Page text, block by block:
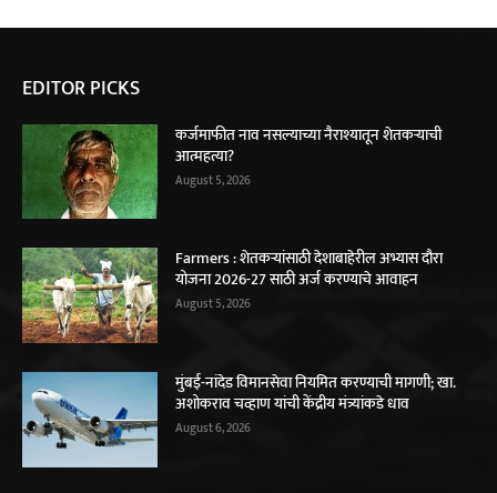
EDITOR PICKS
कर्जमाफीत नाव नसल्याच्या नैराश्यातून शेतकऱ्याची
आत्महत्या?
August 5, 2026
Farmers : शेतकऱ्यांसाठी देशाबाहेरील अभ्यास दौरा
योजना 2026-27 साठी अर्ज करण्याचे आवाहन
August 5, 2026
मुंबई-नांदेड विमानसेवा नियमित करण्याची मागणी; खा.
अशोकराव चव्हाण यांची केंद्रीय मंत्र्यांकडे धाव
August 6, 2026